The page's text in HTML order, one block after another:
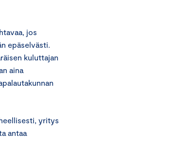
jos
epäselvästi.
kuluttajan
aina
yritys
antaa